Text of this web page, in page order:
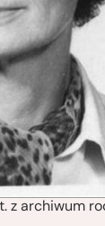
z archiwum